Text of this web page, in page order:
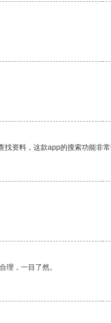
资料，这款app的搜索功能非常
理，一目了然。